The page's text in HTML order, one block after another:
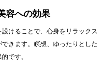
容への効果
けることで、心身をリラックス
きます。瞑想、ゆったりとした
です。